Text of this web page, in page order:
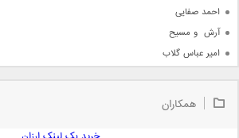
احمد صفایی
آرش  و مسیح
امیر عباس گلاب
امیر علی
همکاران